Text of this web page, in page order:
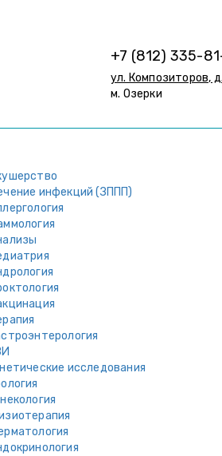
+7 (812) 335-
ул. Композиторов,
м. Озерки
инфекций (ЗППП)
исследования